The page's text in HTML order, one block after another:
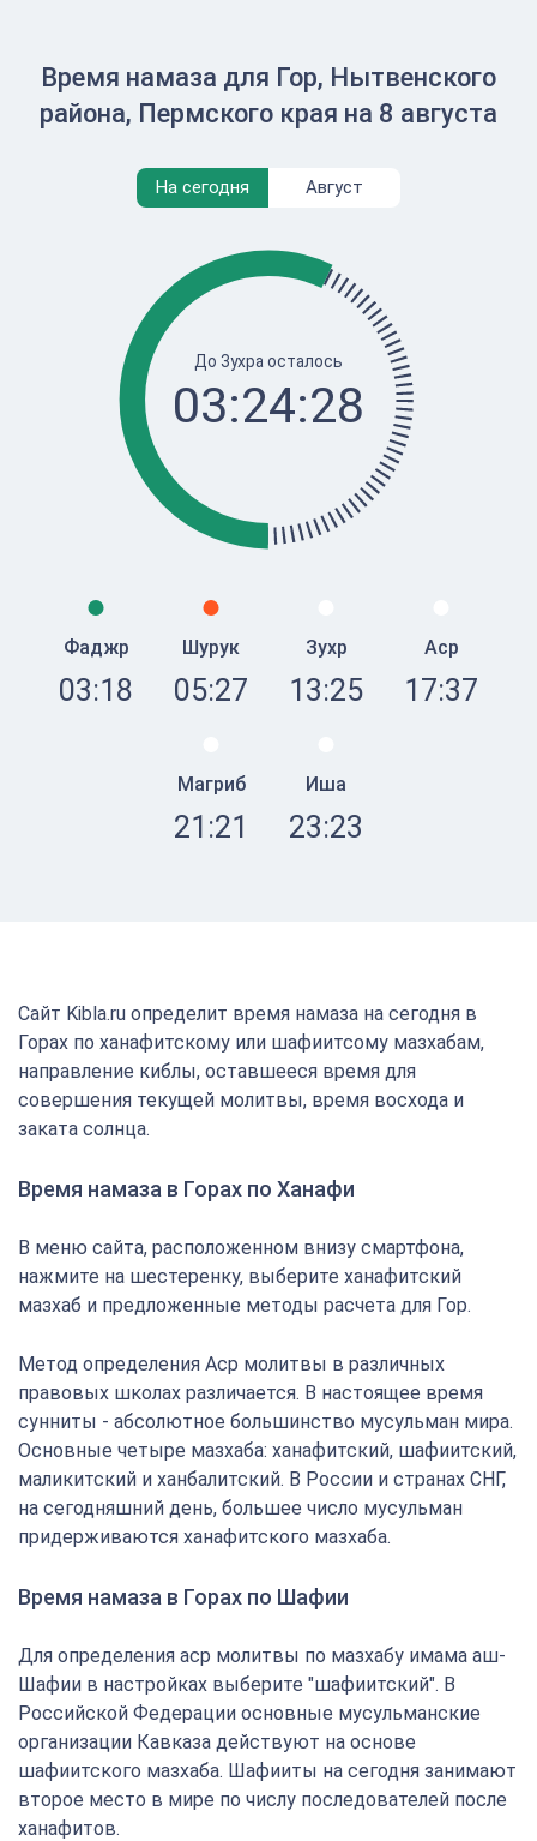
Время намаза для Гор, Нытвенского
района, Пермского края на 8 августа
На сегодня Август
До Зухра осталось
03:24:28
Фаджр
03:18
Шурук
05:27
Зухр
13:25
Аср
17:37
Магриб
21:21
Иша
23:23
Сайт Kibla.ru определит время намаза на сегодня в
Горах по ханафитскому или шафиитсому мазхабам,
направление киблы, оставшееся время для
совершения текущей молитвы, время восхода и
заката солнца.
Время намаза в Горах по Ханафи
В меню сайта, расположенном внизу смартфона,
нажмите на шестеренку, выберите ханафитский
мазхаб и предложенные методы расчета для Гор.
Метод определения Аср молитвы в различных
правовых школах различается. В настоящее время
сунниты - абсолютное большинство мусульман мира.
Основные четыре мазхаба: ханафитский, шафиитский,
маликитский и ханбалитский. В России и странах СНГ,
на сегодняшний день, большее число мусульман
придерживаются ханафитского мазхаба.
Время намаза в Горах по Шафии
Для определения аср молитвы по мазхабу имама аш-
Шафии в настройках выберите "шафиитский". В
Российской Федерации основные мусульманские
организации Кавказа действуют на основе
шафиитского мазхаба. Шафииты на сегодня занимают
второе место в мире по числу последователей после
ханафитов.